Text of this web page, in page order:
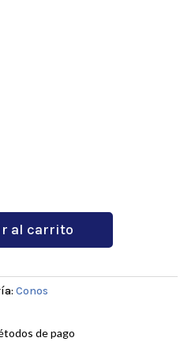
al carrito
Conos
de pago